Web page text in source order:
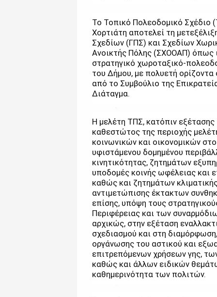
Το Τοπικό Πολεοδομικό Σχέδιο
Χορτιάτη αποτελεί τη
Σχεδίων (ΓΠΣ) και Σχεδίων
Ανοικτής Πόλης (ΣΧΟΟΑΠ) όπως
στρατηγικό χωροταξικό-
του Δήμου, με πολυετή ορίζοντα
από το Συμβούλιο της
Διάταγμα.
Η μελέτη ΤΠΣ, κατόπιν
καθεστώτος της περιοχής
κοινωνικών και οικονομικών
υφιστάμενου δομημένου
κινητικότητας, ζητημάτων
υποδομές κοινής ωφέλειας και
καθώς και ζητημάτων
αντιμετώπισης έκτακτων
επίσης, υπόψη τους
Περιφέρειας και των
αρχικώς, στην εξέταση
σχεδιασμού και στη
οργάνωσης του αστικού και
επιτρεπόμενων χρήσεων γης,
καθώς και άλλων ειδικών
καθημερινότητα των πολιτών.